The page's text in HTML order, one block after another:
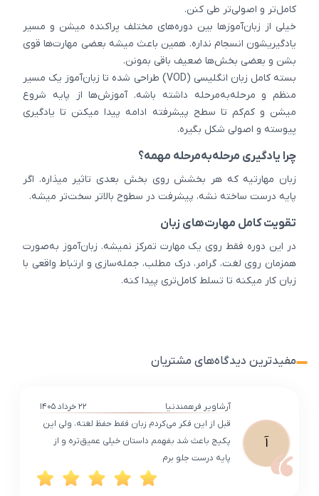
کامل‌تر و اصولی‌تر طی کنن.
خیلی از زبان‌آموزها بین دوره‌های مختلف پراکنده میشن و مسیر
یادگیریشون انسجام نداره. همین باعث میشه بعضی مهارت‌ها قوی
بشن و بعضی بخش‌ها ضعیف باقی بمونن.
بسته کامل زبان انگلیسی (VOD) طراحی شده تا زبان‌آموز یک مسیر
منظم و مرحله‌به‌مرحله داشته باشه. آموزش‌ها از پایه شروع
میشن و کم‌کم تا سطح پیشرفته ادامه پیدا میکنن تا یادگیری
پیوسته و اصولی شکل بگیره.
چرا یادگیری مرحله‌به‌مرحله مهمه؟
زبان مهارتیه که هر بخشش روی بخش بعدی تاثیر میذاره. اگر
پایه درست ساخته نشه، پیشرفت در سطوح بالاتر سخت‌تر میشه.
تقویت کامل مهارت‌های زبان
در این دوره فقط روی یک مهارت تمرکز نمیشه. زبان‌آموز به‌صورت
همزمان روی لغت، گرامر، درک مطلب، جمله‌سازی و ارتباط واقعی با
زبان کار میکنه تا تسلط کامل‌تری پیدا کنه.
مفیدترین دیدگاه‌های مشتریان
آ
آرشاویر فرهمندنیا
۲۲ خرداد ۱۴۰۵
قبل از این فکر می‌کردم زبان فقط حفظ لغته، ولی این
پکیج باعث شد بفهمم داستان خیلی عمیق‌تره و از
پایه درست جلو برم